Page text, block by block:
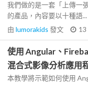
我們做的是一套「上傳一
的產品，內容要以十種語...
由 lumorakids 發文 13
使用 Angular、
混合式影像分析應用
本教學將示範如何使用